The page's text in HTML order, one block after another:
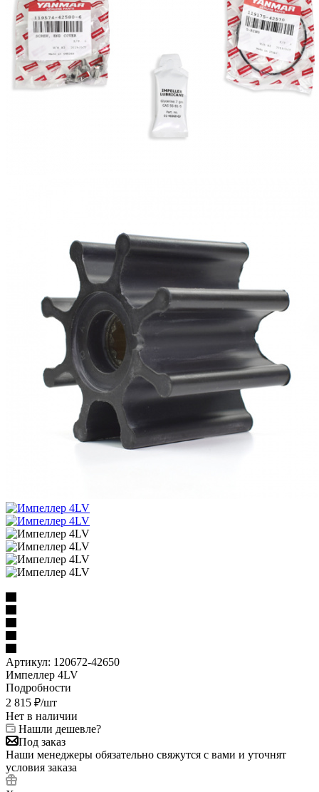
Артикул: 120672-42650
Импеллер 4LV
Подробности
2 815 ₽/шт
Нет в наличии
Нашли дешевле?
Под заказ
Наши менеджеры обязательно свяжутся с вами и уточнят
условия заказа